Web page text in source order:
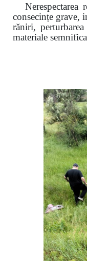
Nerespectarea
consecințe grave,
răniri,
materiale